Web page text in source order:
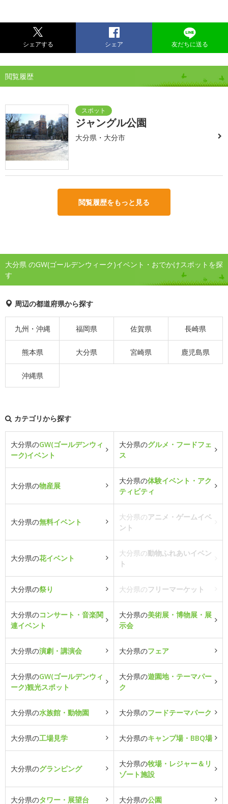
シェアする シェア 友だちに送る
閲覧履歴
ジャングル公園
大分県・大分市
閲覧履歴をもっと見る
大分県 のGW(ゴールデンウィーク)イベント・おでかけスポットを探
す
周辺の都道府県から探す
九州・沖縄 福岡県 佐賀県 長崎県
熊本県 大分県 宮崎県 鹿児島県
沖縄県
カテゴリから探す
大分県のGW(ゴールデンウィ
ーク)イベント
大分県のグルメ・フードフェ
ス
大分県の物産展
大分県の体験イベント・アク
ティビティ
大分県の無料イベント
大分県のアニメ・ゲームイベ
ント
大分県の花イベント
大分県の動物ふれあいイベン
ト
大分県の祭り 大分県のフリーマーケット
大分県のコンサート・音楽関
連イベント
大分県の美術展・博物展・展
示会
大分県の演劇・講演会 大分県のフェア
大分県のGW(ゴールデンウィ
ーク)観光スポット
大分県の遊園地・テーマパー
ク
大分県の水族館・動物園 大分県のフードテーマパーク
大分県の工場見学 大分県のキャンプ場・BBQ場
大分県のグランピング
大分県の牧場・レジャー＆リ
ゾート施設
大分県のタワー・展望台 大分県の公園